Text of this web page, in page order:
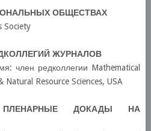
ОБЩЕСТВАХ
Society
ЖУРНАЛОВ
член редколлегии Mathematical
Resource Sciences, USA
ДОКАДЫ НА